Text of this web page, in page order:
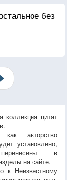
без
коллекция цитат
авторство
установлено,
в
на сайте.
к Неизвестному